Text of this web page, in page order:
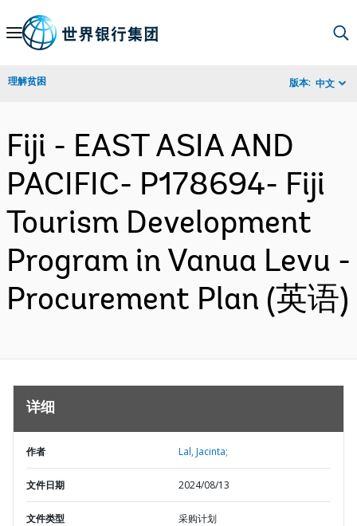
Skip
Navigation
理解贫困 版本: 中文
Fiji - EAST ASIA AND
PACIFIC- P178694- Fiji
Tourism Development
Program in Vanua Levu -
Procurement Plan (英语)
详细
作者 Lal, Jacinta;
文件日期 2024/08/13
文件类型 采购计划